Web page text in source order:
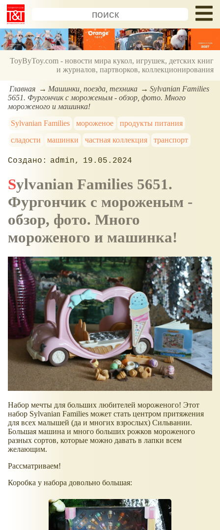
ToyByToy.com - новости мира кукол, игрушек, детских книг
и журналов, партворков, коллекционирования
Главная Машинки, поезда, техника
Sylvanian Families
5651. Фургончик с мороженым - обзор, фото. Много
мороженого и машинка!
Sylvanian Families
мороженое
продукты питания
сладости
машинки частная коллекция транспорт
admin 19.05.2024
Sylvanian Families 5651.
Фургончик с мороженым -
обзор, фото. Много
мороженого и машинка!
Набор мечты для больших любителей мороженого! Этот
набор Sylvanian Families может стать центром притяжения
для всех малышей (да и многих взрослых) Сильвании.
Большая машина и много больших рожков мороженого
разных сортов, которые можно давать в лапки всем
желающим.
Рассматриваем!
Коробка у набора довольно большая: